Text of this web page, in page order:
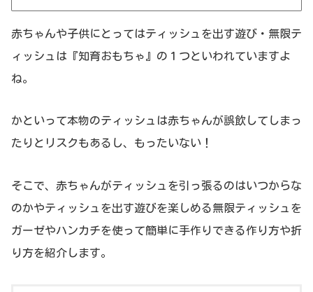
赤ちゃんや子供にとってはティッシュを出す遊び・無限テ
ィッシュは『知育おもちゃ』の１つといわれていますよ
ね。
かといって本物のティッシュは赤ちゃんが誤飲してしまっ
たりとリスクもあるし、もったいない！
そこで、赤ちゃんがティッシュを引っ張るのはいつからな
のかやティッシュを出す遊びを楽しめる無限ティッシュを
ガーゼやハンカチを使って簡単に手作りできる作り方や折
り方を紹介します。